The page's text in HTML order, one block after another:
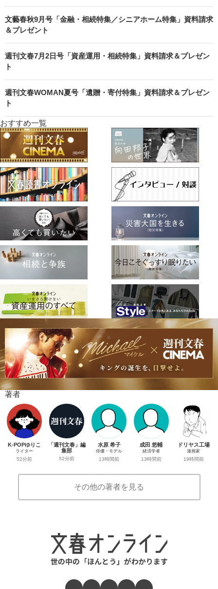
文藝春秋9月号「金融・相続特集／シニアホーム特集」資料請求
＆プレゼント
週刊文春7月2日号「資産運用・相続特集」資料請求＆プレゼン
ト
週刊文春WOMAN夏号「遺贈・寄付特集」資料請求＆プレゼン
ト
おすすめ一覧
著者
K-POPゆりこ
ライター
52分前
「週刊文春」編
集部
52分前
水原 希子
俳優・モデル
13時間前
成田 悠輔
経済学者
13時間前
ドリヤス工場
漫画家
19時間前
その他の著者を見る